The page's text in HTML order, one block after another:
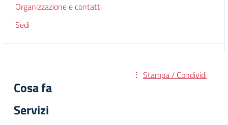
Organizzazione e contatti
Sedi
Stampa / Condividi
Cosa fa
Servizi